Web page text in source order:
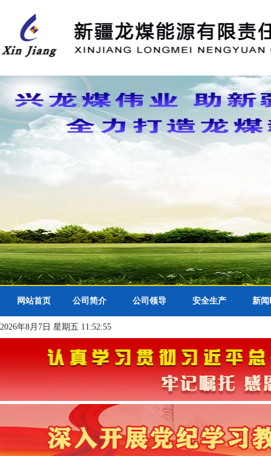
网站首页 公司简介 公司领导 安全生产 新
2026年8月7日 星期五 11:52:56